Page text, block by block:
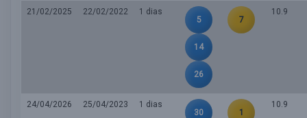
21/02/2025 22/02/2022
1 dias
5
14
26
7
10.9
24/04/2026 25/04/2023
1 dias
30
1
10.9